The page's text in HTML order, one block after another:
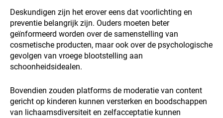
Deskundigen zijn het erover eens dat voorlichting en
preventie belangrijk zijn. Ouders moeten beter
geïnformeerd worden over de samenstelling van
cosmetische producten, maar ook over de psychologische
gevolgen van vroege blootstelling aan
schoonheidsidealen.
Bovendien zouden platforms de moderatie van content
gericht op kinderen kunnen versterken en boodschappen
van lichaamsdiversiteit en zelfacceptatie kunnen